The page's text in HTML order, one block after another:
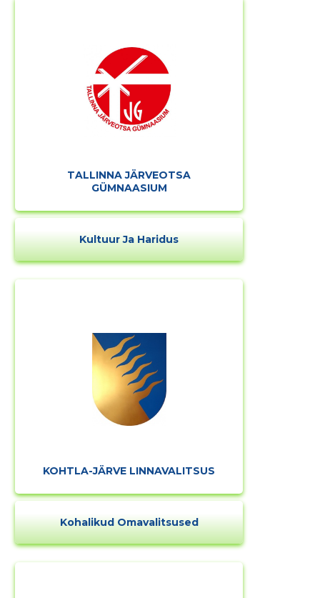
TALLINNA JÄRVEOTSA
GÜMNAASIUM
Kultuur Ja Haridus
KOHTLA-JÄRVE LINNAVALITSUS
Kohalikud Omavalitsused